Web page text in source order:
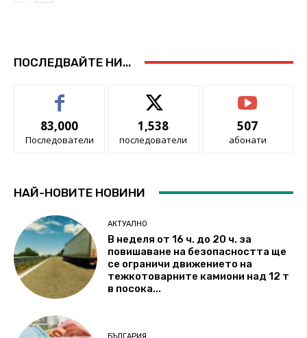
ПОСЛЕДВАЙТЕ НИ...
83,000
Последователи
1,538
последователи
507
абонати
НАЙ-НОВИТЕ НОВИНИ
АКТУАЛНО
В неделя от 16 ч. до 20 ч. за
повишаване на безопасността ще
се ограничи движението на
тежкотоварните камиони над 12 т
в посока...
БЪЛГАРИЯ